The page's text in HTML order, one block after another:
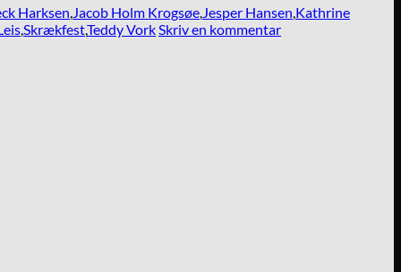
Harksen,Jacob Holm Krogsøe,Jesper Hansen,Kathrine
,Skrækfest,Teddy VorkSkriv en kommentar